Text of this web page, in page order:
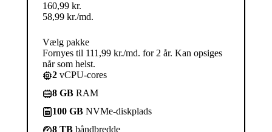
160,99 kr.
58,99 kr./md.
Vælg pakke
Fornyes til 111,99 kr./md. for 2 år. Kan opsiges
når som helst.
2 vCPU-cores
8 GB RAM
100 GB NVMe-diskplads
8 TB båndbredde